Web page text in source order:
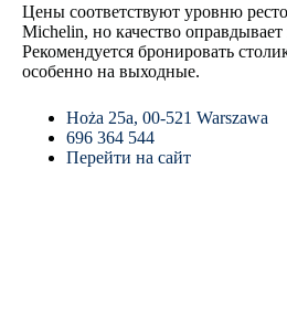
Цены соответствуют уровню
Michelin, но качество
Рекомендуется бронировать
особенно на выходные.
Hoża 25a, 00-521 Warszawa
696 364 544
Перейти на сайт